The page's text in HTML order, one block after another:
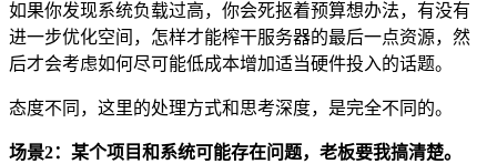
如果你发现系统负载过高，你会死抠着预算想办法，有没有
进一步优化空间，怎样才能榨干服务器的最后一点资源，然
后才会考虑如何尽可能低成本增加适当硬件投入的话题。
态度不同，这里的处理方式和思考深度，是完全不同的。
场景2：某个项目和系统可能存在问题，老板要我搞清楚。